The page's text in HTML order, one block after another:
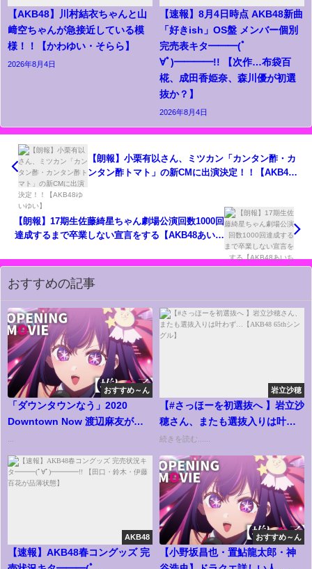
【AKB48】川村結衣ちゃんと山
﨑空ちゃんが急接近している模
様！！【かわゆい・そらら】
2026年8月4日
【速報】8月4日時点 AKB48新曲
「好きish」OS盤 メンバー個別
完売表キタ━━━(ﾟ
∀ﾟ)━━━━!! 【次作…布袋百
椛、成田香姫奈、森川優が初選
抜か？】
2026年8月4日
【朗報】小栗有以さん、ミツカン「カンタン酢・カ
ンタン酢トマト」の新CMに出演決定！！【AKB48
【朗報】17期生佐藤綺星ちゃん劇場公演回数1000回
達成するまで卒業しない宣言をする【AKB48あいち
おすすめの記事
おすすめ～ん
「ダウンタウンなう」2020
Downtown Now 渡辺麻友が
暴露
岩立沙穂
【#さっほーを初選抜へ 】岩立沙
穂さん、またも選抜入りは叶わ
ず…【AKB48 65thシングル】
続きを読む......
AKB48
【速報】AKB48春コングッズ 完
おすすめ～ん
【小野坂昌也・置鮎龍太郎・神